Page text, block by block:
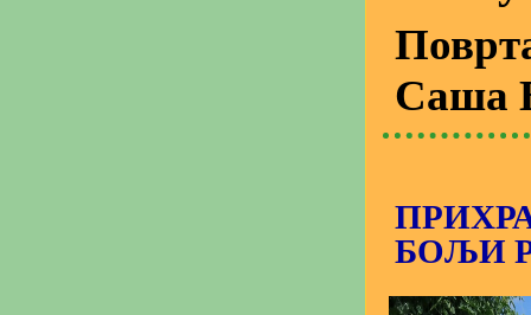
Саша
БОЉИ